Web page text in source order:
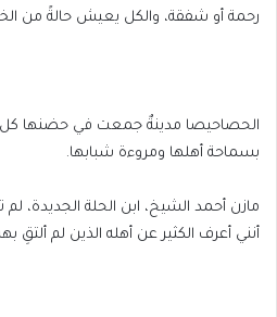
رحمة أو شفقة، والكل يعيش حالةً من
الحصاحيصا مدينةٌ جمعت في حضنها كل
بسماحة أهلها ومروءة شبابها.
مازن أحمد الشيخ، ابن الحلة الجديدة،
أنني أعرف الكثير عن أهله الذين لم ألتقِ